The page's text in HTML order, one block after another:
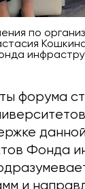
по
форума
Фонда
и